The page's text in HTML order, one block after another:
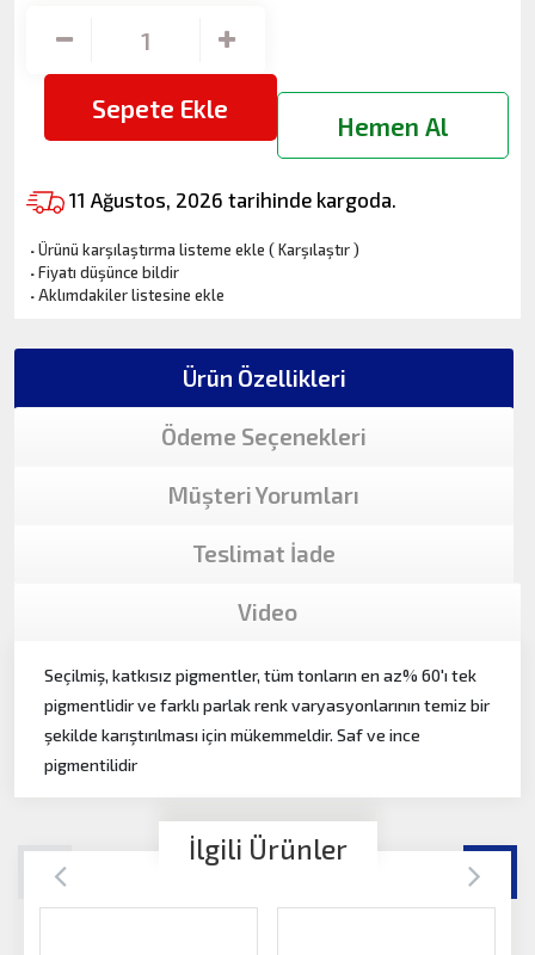
Sepete Ekle
Hemen Al
11 Ağustos, 2026 tarihinde kargoda.
·Ürünü karşılaştırma listeme ekle (Karşılaştır)
·Fiyatı düşünce bildir
·Aklımdakiler listesine ekle
Ürün Özellikleri
Ödeme Seçenekleri
Müşteri Yorumları
Teslimat İade
Video
Seçilmiş, katkısız pigmentler, tüm tonların en az% 60'ı tek
pigmentlidir ve farklı parlak renk varyasyonlarının temiz bir
şekilde karıştırılması için mükemmeldir. Saf ve ince
pigmentilidir
İlgili Ürünler